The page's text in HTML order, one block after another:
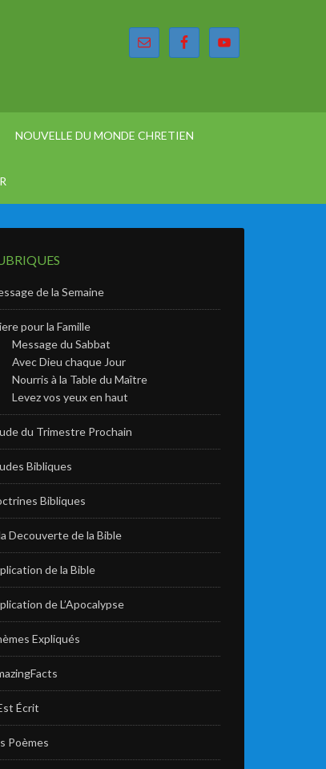
NOUVELLE DU MONDE CHRETIEN
de la Semaine
pour la Famille
Message du Sabbat
Avec Dieu chaque Jour
Nourris à la Table du Maître
Levez vos yeux en haut
du Trimestre Prochain
Bibliques
Bibliques
Decouverte de la Bible
de la Bible
de L’Apocalypse
Expliqués
Écrit
Poèmes